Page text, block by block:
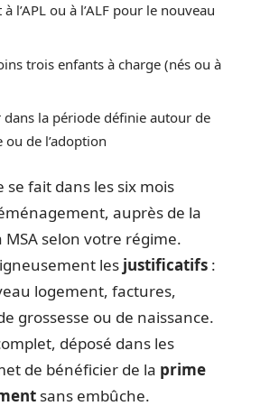
l’APL ou à l’ALF pour le nouveau
trois enfants à charge (nés ou à
dans la période définie autour de
ou de l’adoption
se fait dans les six mois
auprès de la
MSA selon votre régime.
les justificatifs :
logement, factures,
grossesse ou de naissance.
déposé dans les
de bénéficier de la prime
sans embûche.